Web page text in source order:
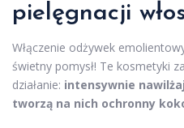
pielęgnacji
Włączenie odżywek
świetny pomysł! Te kosmetyki
działanie: intensywnie
tworzą na nich ochronny